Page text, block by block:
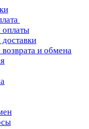
оплаты
возврата и обмена